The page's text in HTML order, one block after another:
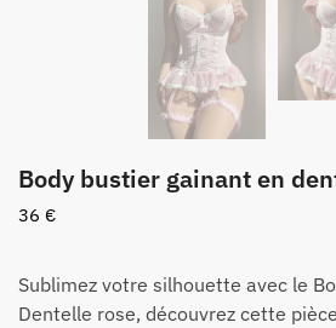
Body bustier gainant en
36 €
Sublimez votre silhouette avec le
Dentelle rose, découvrez cette